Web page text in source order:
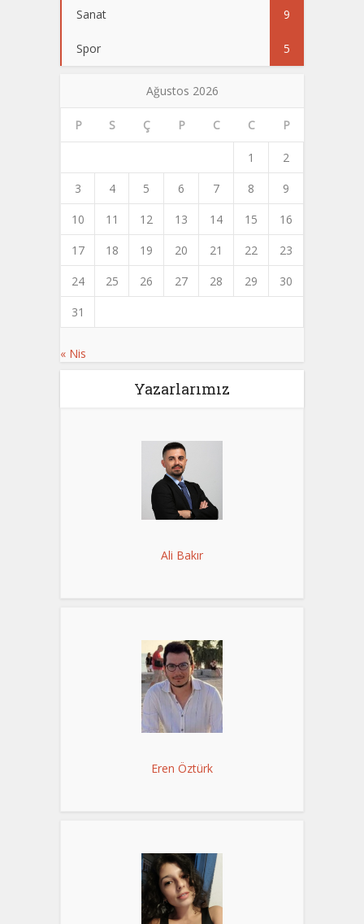
Sanat 9
Spor 5
Ağustos 2026
P S Ç P C C P
1
2
3
4 5 6 7 8
9
10
11 12 13 14 15
16
17
18 19 20 21 22
23
24
25 26 27 28 29
30
31
« Nis
Yazarlarımız
Ali Bakır
Eren Öztürk